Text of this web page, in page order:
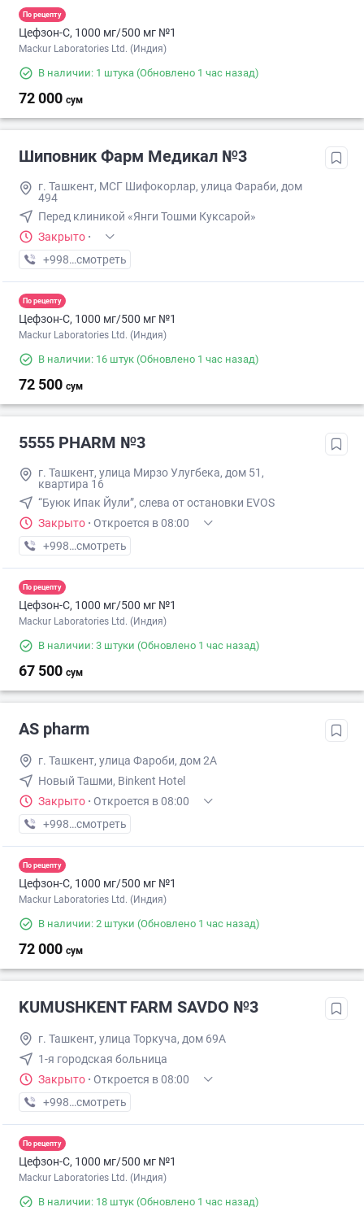
По рецепту
Цефзон-С, 1000 мг/500 мг №1
Mackur Laboratories Ltd. (Индия)
В наличии: 1 штука (Обновлено 1 час назад)
72 000 сум
Шиповник Фарм Медикал №3
г. Ташкент, МСГ Шифокорлар, улица Фараби, дом
494
Перед клиникой «Янги Тошми Куксарой»
Закрыто ·
+998 (55) XXX-XX-XX
смотреть
По рецепту
Цефзон-С, 1000 мг/500 мг №1
Mackur Laboratories Ltd. (Индия)
В наличии: 16 штук (Обновлено 1 час назад)
72 500 сум
5555 PHARM №3
г. Ташкент, улица Мирзо Улугбека, дом 51,
квартира 16
“Буюк Ипак Йули”, слева от остановки EVOS
Закрыто · Откроется в 08:00
+998 (55) XXX-XX-XX
смотреть
По рецепту
Цефзон-С, 1000 мг/500 мг №1
Mackur Laboratories Ltd. (Индия)
В наличии: 3 штуки (Обновлено 1 час назад)
67 500 сум
AS pharm
г. Ташкент, улица Фароби, дом 2А
Новый Ташми, Binkent Hotel
Закрыто · Откроется в 08:00
+998 (93) XXX-XX-XX
смотреть
По рецепту
Цефзон-С, 1000 мг/500 мг №1
Mackur Laboratories Ltd. (Индия)
В наличии: 2 штуки (Обновлено 1 час назад)
72 000 сум
KUMUSHKENT FARM SAVDO №3
г. Ташкент, улица Торкуча, дом 69А
1-я городская больница
Закрыто · Откроется в 08:00
+998 (92) XXX-XX-XX
смотреть
По рецепту
Цефзон-С, 1000 мг/500 мг №1
Mackur Laboratories Ltd. (Индия)
В наличии: 18 штук (Обновлено 1 час назад)